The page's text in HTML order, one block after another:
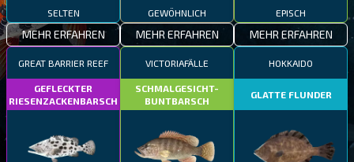
SELTEN
MEHR ERFAHREN
GEWÖHNLICH
MEHR ERFAHREN
EPISCH
MEHR ERFAHREN
GREAT BARRIER REEF
GEFLECKTER
RIESENZACKENBARSCH
VICTORIAFÄLLE
SCHMALGESICHT-
BUNTBARSCH
HOKKAIDO
GLATTE FLUNDER